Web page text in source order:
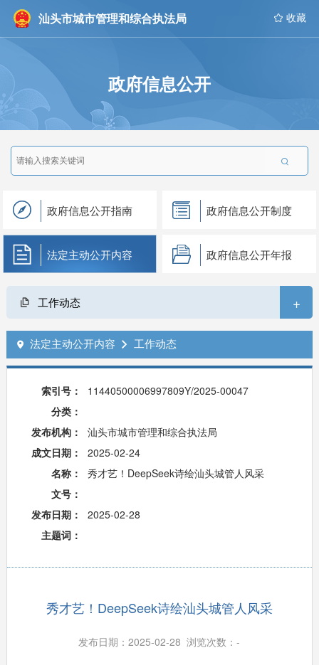
汕头市城市管理和综合执法局  收藏
政府信息公开

政府信息公开指南 政府信息公开制度
法定主动公开内容 政府信息公开年报
工作动态 +
 法定主动公开内容  工作动态
索引号：
11440500006997809Y/2025-00047
分类：
发布机构：
汕头市城市管理和综合执法局
成文日期：
2025-02-24
名称：
秀才艺！DeepSeek诗绘汕头城管人风采
文号：
发布日期：
2025-02-28
主题词：
秀才艺！DeepSeek诗绘汕头城管人风采
发布日期：2025-02-28 浏览次数：-